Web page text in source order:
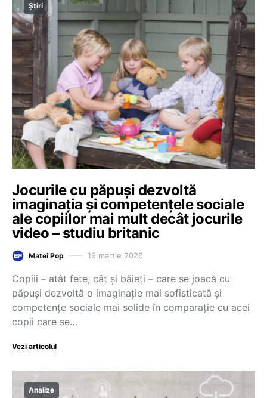
Știri
Jocurile cu păpuși dezvoltă
imaginația și competențele sociale
ale copiilor mai mult decât jocurile
video – studiu britanic
Matei Pop 19 martie 2026
Copiii – atât fete, cât și băieți – care se joacă cu
păpuși dezvoltă o imaginație mai sofisticată și
competențe sociale mai solide în comparație cu acei
copii care se…
Vezi articolul
Analize